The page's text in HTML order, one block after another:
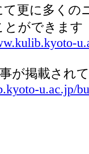
て更に多くの
とができます
が掲載され
u.ac.jp/